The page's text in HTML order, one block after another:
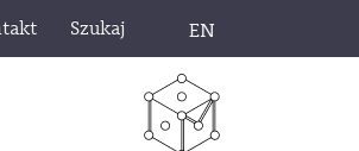
Szukaj EN